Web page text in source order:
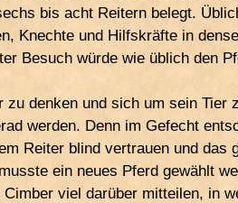
bis acht Reitern belegt.
Knechte und Hilfskräfte in
Besuch würde wie üblich den
denken und sich um sein Tier
werden. Denn im Gefecht
Reiter blind vertrauen und
ein neues Pferd gewählt
viel darüber mitteilen, in